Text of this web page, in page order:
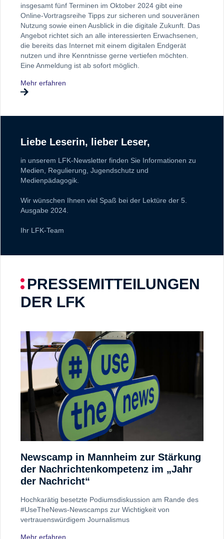
insgesamt fünf Terminen im Oktober 2024 gibt eine
Online-Vortragsreihe Tipps zur sicheren und souveränen
Nutzung sowie einen Ausblick in die digitale Zukunft. Das
Angebot richtet sich an alle interessierten Erwachsenen,
die bereits das Internet mit einem digitalen Endgerät
nutzen und ihre Kenntnisse gerne vertiefen möchten.
Eine Anmeldung ist ab sofort möglich.
Mehr erfahren
Liebe Leserin, lieber Leser,
in unserem LFK-Newsletter finden Sie Informationen zu
Medien, Regulierung, Jugendschutz und
Medienpädagogik.
Wir wünschen Ihnen viel Spaß bei der Lektüre der 5.
Ausgabe 2024.
Ihr LFK-Team
PRESSEMITTEILUNGEN
DER LFK
Newscamp in Mannheim zur Stärkung
der Nachrichtenkompetenz im „Jahr
der Nachricht“
Hochkarätig besetzte Podiumsdiskussion am Rande des
#UseTheNews-Newscamps zur Wichtigkeit von
vertrauenswürdigem Journalismus
Mehr erfahren